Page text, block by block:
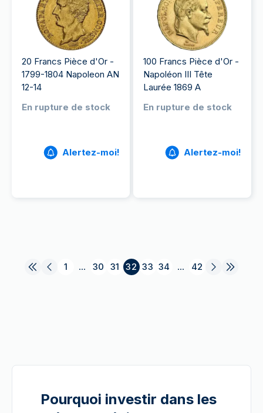
20 Francs Pièce d'Or -
1799-1804 Napoleon AN
12-14
En rupture de stock
Alertez-moi!
100 Francs Pièce d'Or -
Napoléon III Tête
Laurée 1869 A
En rupture de stock
Alertez-moi!
1 ... 30 31 32 33 34 ... 42
Pourquoi investir dans les